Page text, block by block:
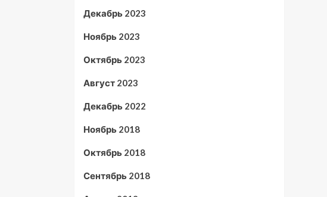
Декабрь 2023
Ноябрь 2023
Октябрь 2023
Август 2023
Декабрь 2022
Ноябрь 2018
Октябрь 2018
Сентябрь 2018